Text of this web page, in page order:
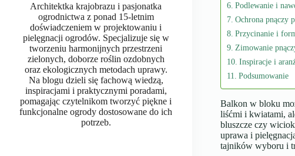
Podlewanie i
Ochrona pnączy
Przycinanie i
Zimowanie
Inspiracje i
Podsumowanie
Balkon w bloku
liśćmi i kwiatami,
bluszcze czy
uprawa i
tajników wyboru i
Architektka krajobrazu i pasjonatka
ogrodnictwa z ponad 15-letnim
doświadczeniem w projektowaniu i
pielęgnacji ogrodów. Specjalizuje się w
tworzeniu harmonijnych przestrzeni
zielonych, doborze roślin ozdobnych
oraz ekologicznych metodach uprawy.
Na blogu dzieli się fachową wiedzą,
inspiracjami i praktycznymi poradami,
pomagając czytelnikom tworzyć piękne i
funkcjonalne ogrody dostosowane do ich
potrzeb.